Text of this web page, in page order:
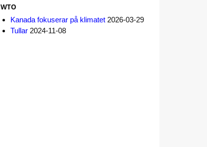
WTO
Kanada fokuserar på klimatet 2026-03-29
Tullar 2024-11-08